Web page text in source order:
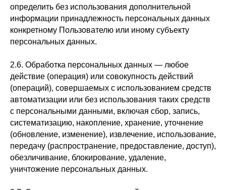
определить без использования дополнительной
информации принадлежность персональных данных
конкретному Пользователю или иному субъекту
персональных данных.
2.6. Обработка персональных данных — любое
действие (операция) или совокупность действий
(операций), совершаемых с использованием средств
автоматизации или без использования таких средств
с персональными данными, включая сбор, запись,
систематизацию, накопление, хранение, уточнение
(обновление, изменение), извлечение, использование,
передачу (распространение, предоставление, доступ),
обезличивание, блокирование, удаление,
уничтожение персональных данных.